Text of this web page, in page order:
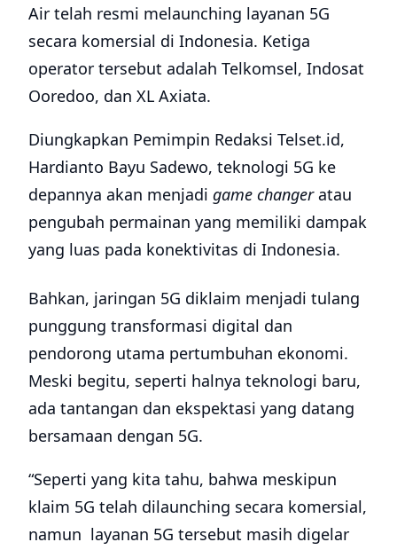
Air telah resmi melaunching layanan 5G
secara komersial di Indonesia. Ketiga
operator tersebut adalah Telkomsel, Indosat
Ooredoo, dan XL Axiata.
Diungkapkan Pemimpin Redaksi Telset.id,
Hardianto Bayu Sadewo, teknologi 5G ke
depannya akan menjadi game changeratau
pengubah permainan yang memiliki dampak
yang luas pada konektivitas di Indonesia.
Bahkan, jaringan 5G diklaim menjadi tulang
punggung transformasi digital dan
pendorong utama pertumbuhan ekonomi.
Meski begitu, seperti halnya teknologi baru,
ada tantangan dan ekspektasi yang datang
bersamaan dengan 5G.
“Seperti yang kita tahu, bahwa meskipun
klaim 5G telah dilaunching secara komersial,
namun layanan 5G tersebut masih digelar